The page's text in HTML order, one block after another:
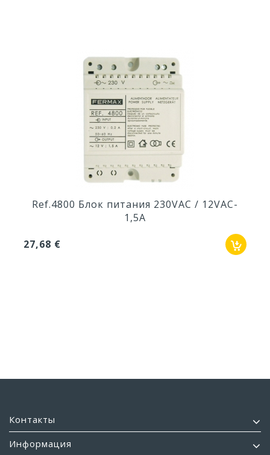
Ref.4800 Блок питания 230VAC / 12VAC-
1,5A
27,68 €
Контакты
Информация